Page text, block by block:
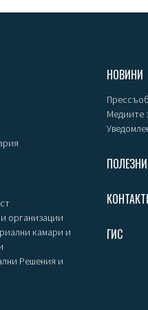
организации
камари и
Решения и
НОВИНИ
Медиите
ГИС